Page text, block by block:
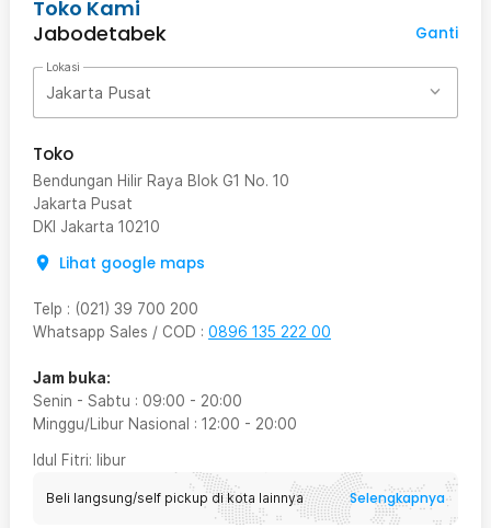
Toko Kami
Jabodetabek
Ganti
Lokasi
Jakarta Pusat
Toko
Bendungan Hilir Raya Blok G1 No. 10
Jakarta Pusat
DKI Jakarta 10210
Lihat google maps
Telp : (021) 39 700 200
Whatsapp Sales / COD : 0896 135 222 00
Jam buka:
Senin - Sabtu : 09:00 - 20:00
Minggu/Libur Nasional : 12:00 - 20:00
Idul Fitri: libur
Beli langsung/self pickup di kota lainnya Selengkapnya